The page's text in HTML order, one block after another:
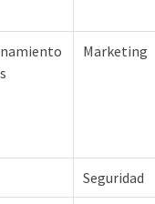
Marketing
Seguridad